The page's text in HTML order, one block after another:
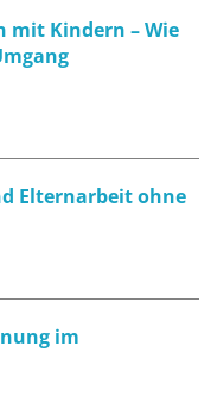
mit Kindern – Wie
Elternarbeit ohne
im